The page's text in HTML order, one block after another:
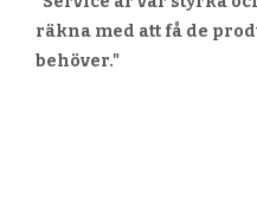
räkna med att få de
behöver."